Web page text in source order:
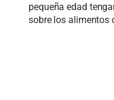
pequeña edad
sobre los alimentos